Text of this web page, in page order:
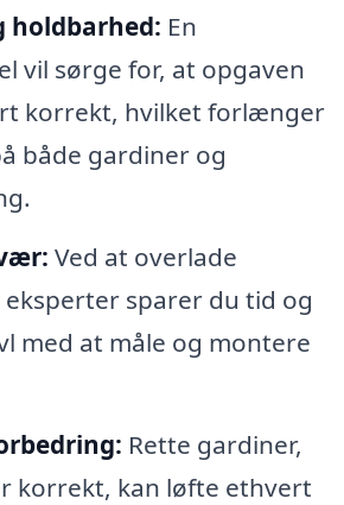
holdbarhed: En
vil sørge for, at opgaven
korrekt, hvilket forlænger
både gardiner og
Ved at overlade
sparer du tid og
med at måle og montere
Rette gardiner,
korrekt, kan løfte ethvert